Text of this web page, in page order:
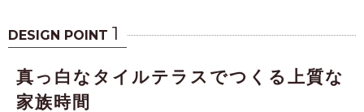
DESIGN POINT 1
真っ白なタイルテラスでつくる上質な
家族時間